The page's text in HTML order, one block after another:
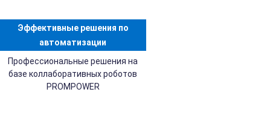
Эффективные решения по
автоматизации
Профессиональные решения на
базе коллаборативных роботов
PROMPOWER